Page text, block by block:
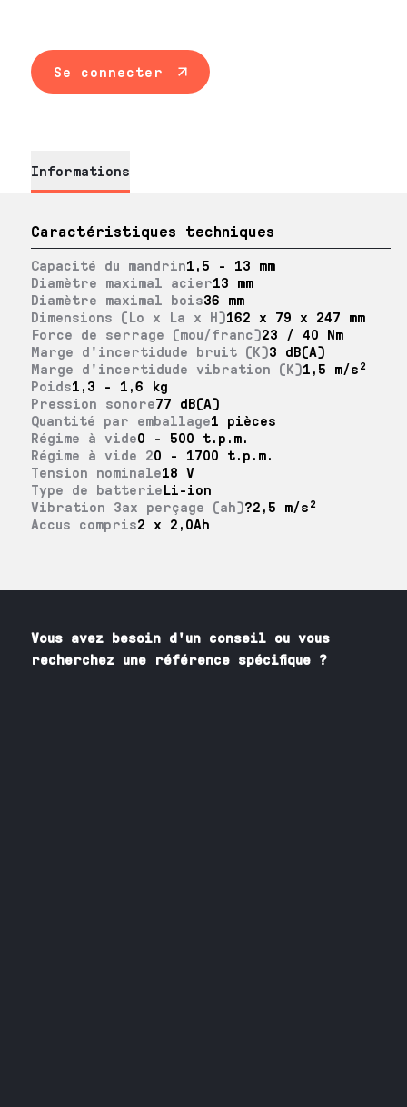
Se connecter
Informations
Caractéristiques techniques
Capacité du mandrin1,5 - 13 mm
Diamètre maximal acier13 mm
Diamètre maximal bois36 mm
Dimensions (Lo x La x H)162 x 79 x 247 mm
Force de serrage (mou/franc)23 / 40 Nm
Marge d'incertidude bruit (K)3 dB(A)
Marge d'incertidude vibration (K)1,5 m/s²
Poids1,3 - 1,6 kg
Pression sonore77 dB(A)
Quantité par emballage1 pièces
Régime à vide0 - 500 t.p.m.
Régime à vide 20 - 1700 t.p.m.
Tension nominale18 V
Type de batterieLi-ion
Vibration 3ax perçage (ah)?2,5 m/s²
Accus compris2 x 2,0Ah
Vous avez besoin d'un conseil ou vous
recherchez une référence spécifique ?